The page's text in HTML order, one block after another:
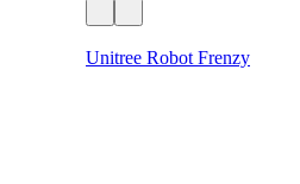
Unitree Robot Frenzy